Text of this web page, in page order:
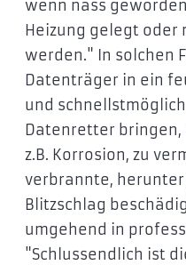
wenn nass
Heizung gelegt
werden." In solchen
Datenträger in ein
und
Datenretter bringen,
z.B. Korrosion, zu
verbrannte,
Blitzschlag
umgehend in
"Schlussendlich ist